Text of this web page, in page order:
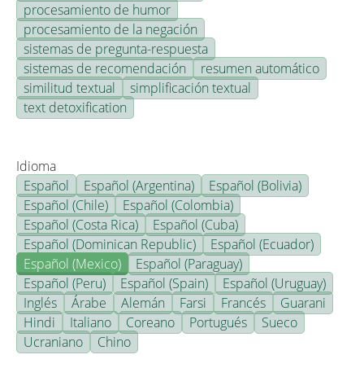
procesamiento de humor
procesamiento de la negación
sistemas de pregunta-respuesta
sistemas de recomendación
resumen automático
similitud textual
simplificación textual
text detoxification
Idioma
Español
Español (Argentina)
Español (Bolivia)
Español (Chile)
Español (Colombia)
Español (Costa Rica)
Español (Cuba)
Español (Dominican Republic)
Español (Ecuador)
Español (Mexico)
Español (Paraguay)
Español (Peru)
Español (Spain)
Español (Uruguay)
Inglés
Árabe Alemán Farsi Francés
Guarani
Hindi
Italiano Coreano Portugués
Sueco
Ucraniano
Chino